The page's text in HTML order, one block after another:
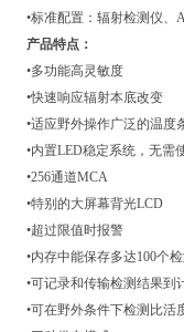
•标准配置：辐射检测仪
产品特点：
•多功能高灵敏度
•快速响应辐射本底改变
•适应野外操作广泛的温度
•内置LED稳定系统，无需
•256通道MCA
•特别的大屏幕背光LCD
•超过限值时报警
•内存中能保存多达100个
•可记录和传输检测结果到
•可在野外条件下检测比活